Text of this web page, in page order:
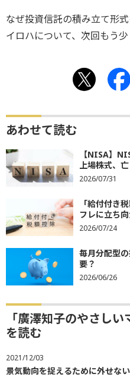
なぜ投資信託の積み立て形
イロハについて、次回もう
あわせて読む
【NISA】
上場株式、
2026/07/31
「給付付き
フレに立ち
2026/07/24
毎月分配型
要？
2026/06/26
「廣澤知子のやさし
を読む
2021/12/03
景気動向を捉えるために外せな